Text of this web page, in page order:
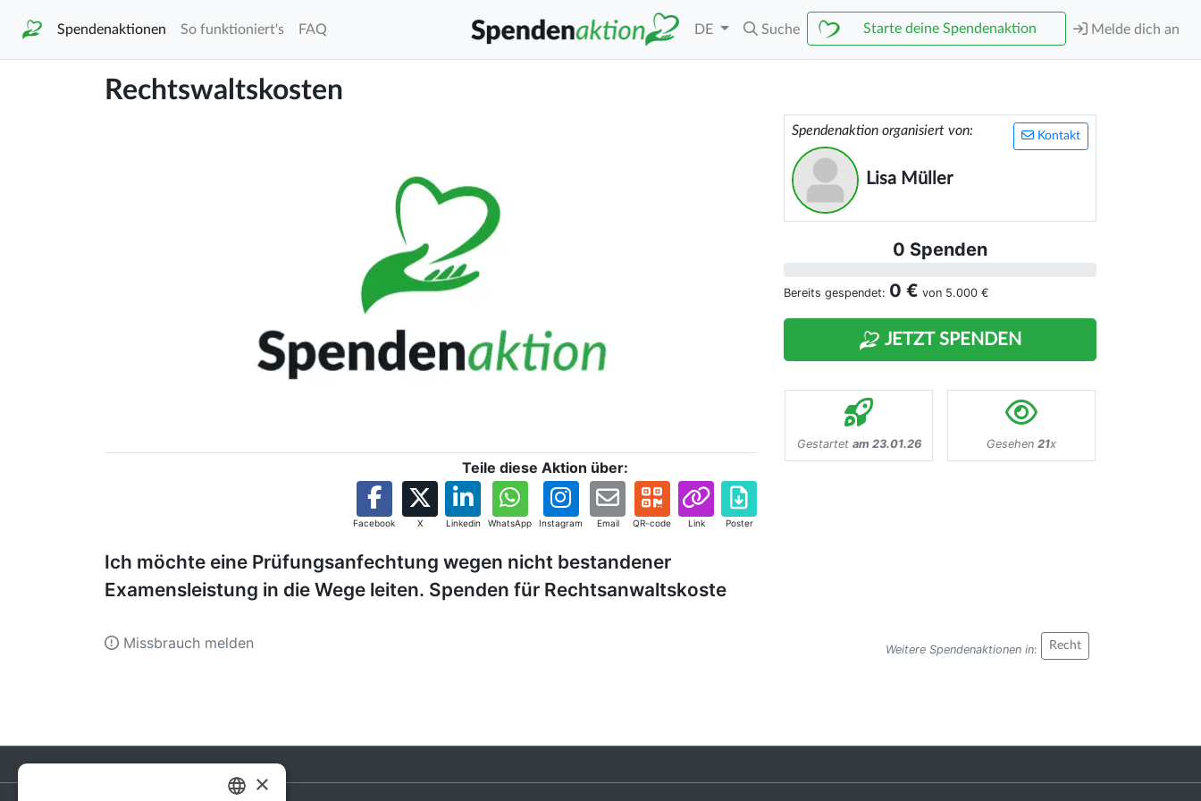
Spendenaktionen So funktioniert's FAQ DE Suche Starte deine Spendenaktion Melde dich an
Rechtswaltskosten
Teile diese Aktion über:
Facebook X Linkedin WhatsApp Instagram Email QR-code Link Poster
Ich möchte eine Prüfungsanfechtung wegen nicht bestandener
Examensleistung in die Wege leiten. Spenden für Rechtsanwaltskoste
Kontakt
Spendenaktion organisiert von:
Lisa Müller
0 Spenden
Bereits gespendet: 0 € von 5.000 €
JETZT SPENDEN
Gestartet am 23.01.26 Gesehen 21x
Weitere Spendenaktionen in: Recht
Missbrauch melden
×